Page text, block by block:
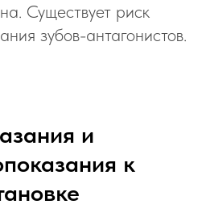
Существует риск
зубов-антагонистов.
и
к